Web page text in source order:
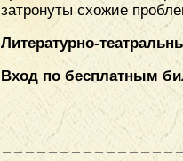
затронуты схожие
Литературно-
Вход по бесплатным